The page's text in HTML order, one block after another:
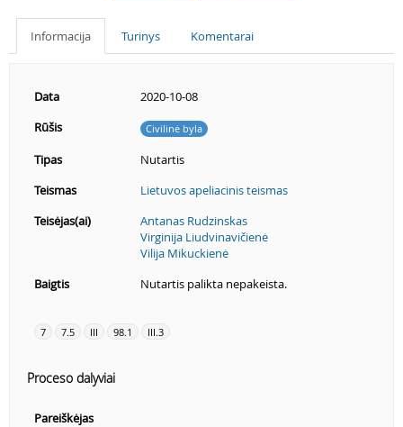
Informacija Turinys Komentarai
Data
2020-10-08
Rūšis
Civilinė byla
Tipas
Nutartis
Teismas
Lietuvos apeliacinis teismas
Teisėjas(ai)
Antanas Rudzinskas
Virginija Liudvinavičienė
Vilija Mikuckienė
Baigtis
Nutartis palikta nepakeista.
7 7.5 III 98.1 III.3
Proceso dalyviai
Pareiškėjas